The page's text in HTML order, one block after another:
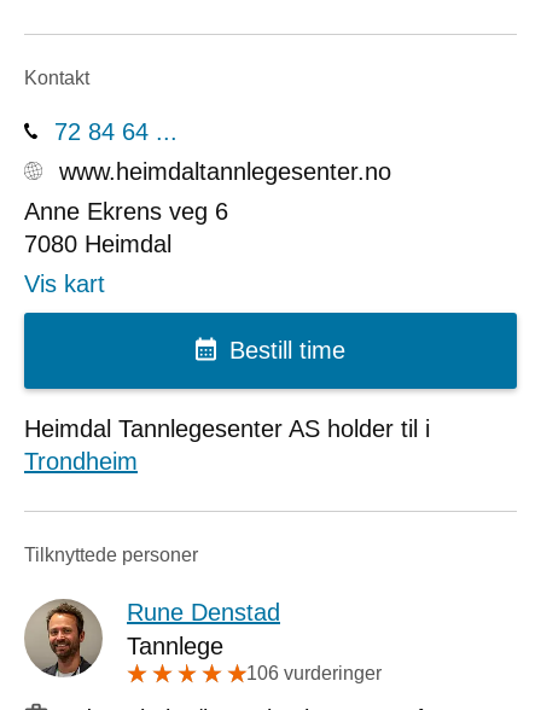
Kontakt
72 84 64 ...
www.heimdaltannlegesenter.no
Anne Ekrens veg 6
7080 Heimdal
Vis kart
Bestill time
Heimdal Tannlegesenter AS holder til i
Trondheim
Tilknyttede personer
Rune Denstad
Tannlege
106 vurderinger